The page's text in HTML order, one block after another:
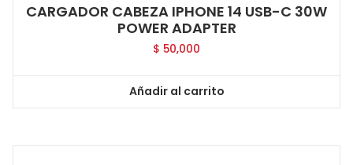
CARGADOR CABEZA IPHONE 14 USB-C 30W
POWER ADAPTER
$ 50,000
Añadir al carrito